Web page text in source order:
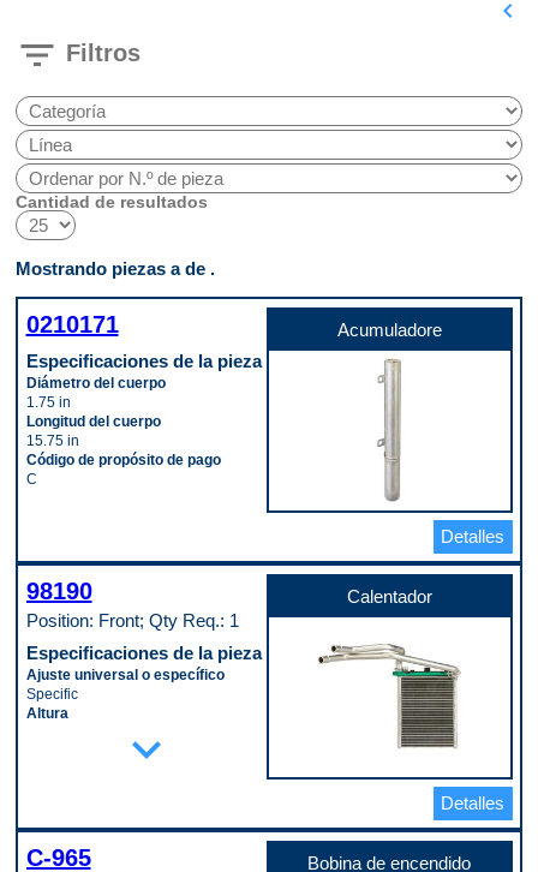
chevron_left
filter_list Filtros
Cantidad de resultados
Mostrando piezas a de .
0210171
Especificaciones de la pieza
Diámetro del cuerpo
1.75 in
Longitud del cuerpo
15.75 in
Código de propósito de pago
C
Acumuladore
Detalles
98190
Position: Front; Qty Req.: 1
Especificaciones de la pieza
Ajuste universal o específico
Specific
Altura
Diámetro del tubo de salida
0.6875 in
Longitud
expand_more
Calentador
Detalles
C-965 Bobina de encendido